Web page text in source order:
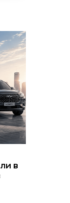
в